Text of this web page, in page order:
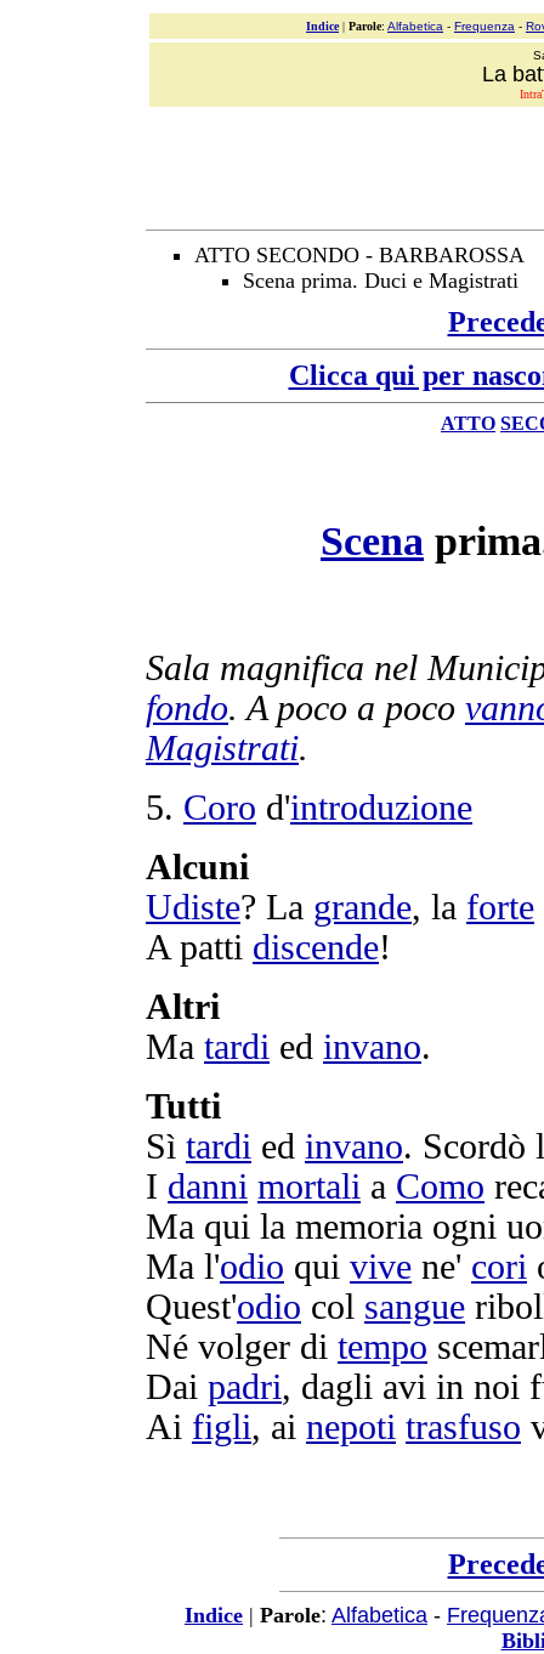
Indice| Parole: Alfabetica - Frequenza -
La
ATTO SECONDO - BARBAROSSA
Scena prima. Duci e Magistrati
Clicca qui per
ATTO
Scena
Sala magnifica nel
fondo. A poco a poco
Magistrati.
5. Coro d'introduzione
Alcuni
Udiste? La grande, la forte
A patti discende!
Altri
Ma tardi ed invano.
Tutti
Sì tardi ed invano. Scordò
I danni mortali a Como
Ma qui la memoria ogni
Ma l'odio qui vive ne' cori
Quest'odio col sangue
Né volger di tempo
Dai padri, dagli avi in noi
Ai figli, ai nepoti trasfuso
Indice | Parole: Alfabetica -